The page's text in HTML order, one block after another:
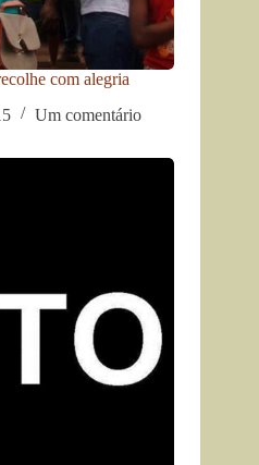
com alegria
Um comentário